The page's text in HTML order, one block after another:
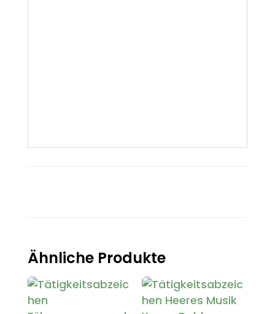
Ähnliche Produkte